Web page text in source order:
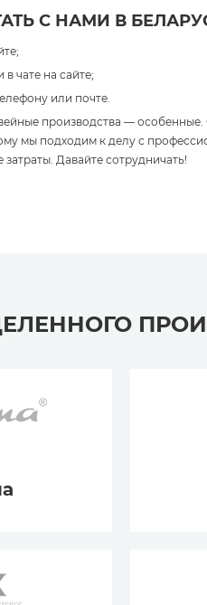
С НАМИ В
чате на сайте;
или почте.
производства — особенные.
мы подходим к делу с
Давайте сотрудничать!